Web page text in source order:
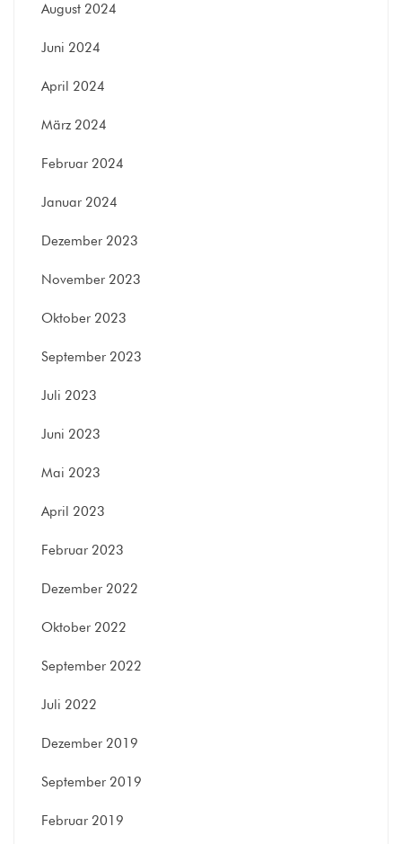
August 2024
Juni 2024
April 2024
März 2024
Februar 2024
Januar 2024
Dezember 2023
November 2023
Oktober 2023
September 2023
Juli 2023
Juni 2023
Mai 2023
April 2023
Februar 2023
Dezember 2022
Oktober 2022
September 2022
Juli 2022
Dezember 2019
September 2019
Februar 2019